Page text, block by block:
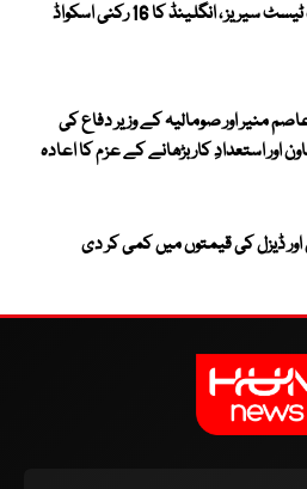
پاکستان کیخلاف ٹیسٹ سیریز ، انگلینڈ کا 16 رکنی اسکواڈ
منیر اور صومالیہ کے وزیر دفاع کی
اور استعدادِ کار بڑھانے کے عزم کا اعادہ
ڈیزل کی قیمتوں میں کمی کر دی